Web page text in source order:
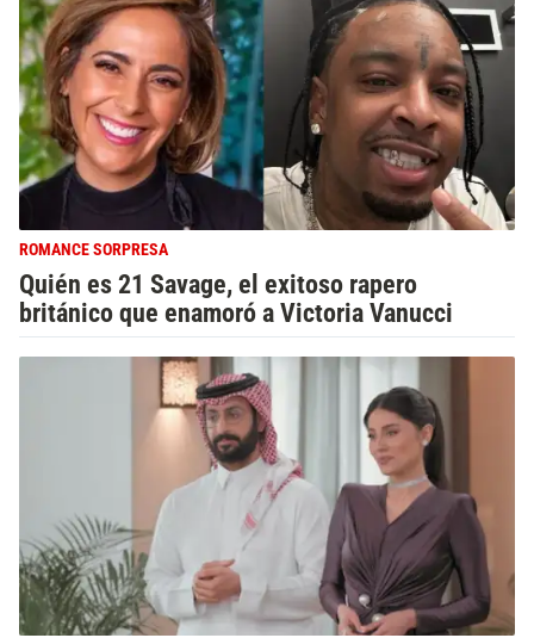
ROMANCE SORPRESA
Quién es 21 Savage, el exitoso rapero
británico que enamoró a Victoria Vanucci